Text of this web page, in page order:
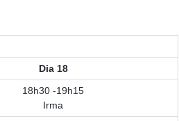
Dia 18
18h30 -19h15
Irma